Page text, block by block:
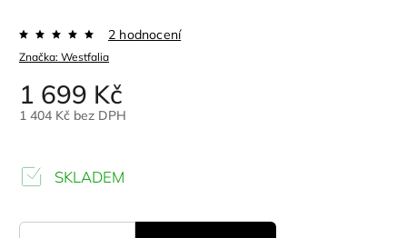
Značka: Westfalia
2 hodnocení
1 699 Kč
1 404 Kč bez DPH
SKLADEM